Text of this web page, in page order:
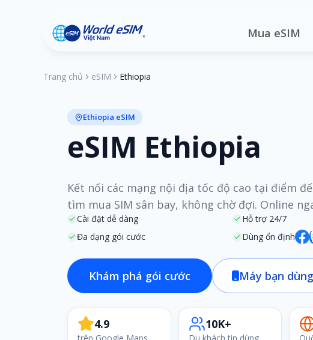
Mua eSIM
Trang chủ eSIM Ethiopia
Ethiopia eSIM
eSIM Ethiopia
Kết nối các mạng nội địa tốc độ cao tại điểm
tìm mua SIM sân bay, không chờ đợi. Online
Cài đặt dễ dàng
Hỗ trợ 24/7
Đa dạng gói cước
Dùng ổn định
Khám phá gói cước Máy bạn
4.9 10K+